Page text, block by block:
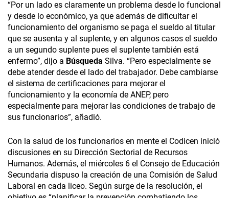
“Por un lado es claramente un problema desde lo funcional
y desde lo económico, ya que además de dificultar el
funcionamiento del organismo se paga el sueldo al titular
que se ausenta y al suplente, y en algunos casos el sueldo
a un segundo suplente pues el suplente también está
enfermo”, dijo a Búsqueda Silva. “Pero especialmente se
debe atender desde el lado del trabajador. Debe cambiarse
el sistema de certificaciones para mejorar el
funcionamiento y la economía de ANEP, pero
especialmente para mejorar las condiciones de trabajo de
sus funcionarios”, añadió.
Con la salud de los funcionarios en mente el Codicen inició
discusiones en su Dirección Sectorial de Recursos
Humanos. Además, el miércoles 6 el Consejo de Educación
Secundaria dispuso la creación de una Comisión de Salud
Laboral en cada liceo. Según surge de la resolución, el